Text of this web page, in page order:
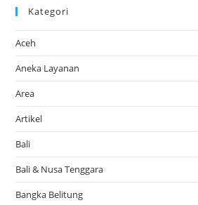
Kategori
Aceh
Aneka Layanan
Area
Artikel
Bali
Bali & Nusa Tenggara
Bangka Belitung